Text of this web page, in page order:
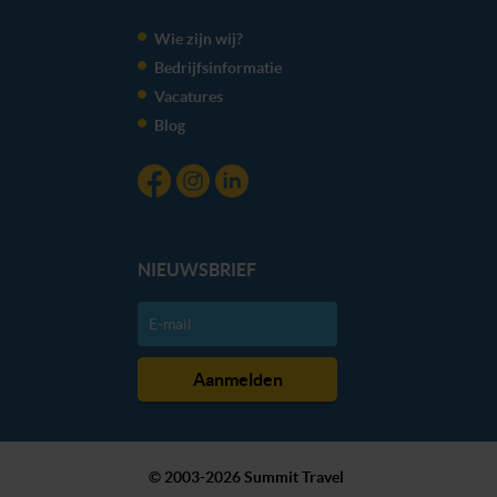
kunnen ontvangen en verwerken.
Wie zijn wij?
Bedrijfsinformatie
Vacatures
Blog
NIEUWSBRIEF
© 2003-2026 Summit Travel